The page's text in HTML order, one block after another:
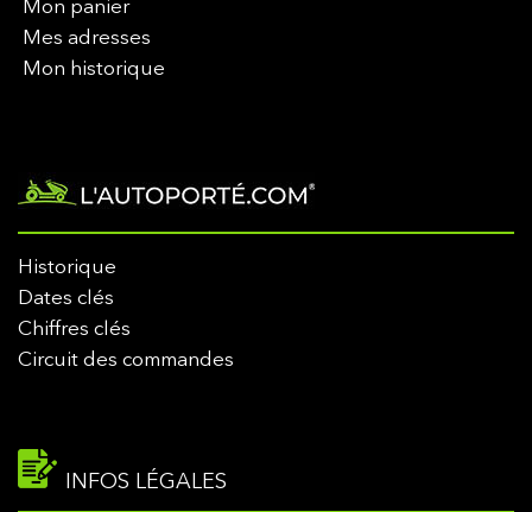
Mon panier
Mes adresses
Mon historique
Historique
Dates clés
Chiffres clés
Circuit des commandes
INFOS LÉGALES